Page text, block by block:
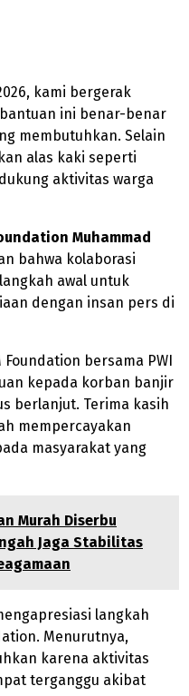
kami bergerak
ini benar-benar
membutuhkan. Selain
alas kaki seperti
aktivitas warga
Muhammad
bahwa kolaborasi
awal untuk
dengan insan pers di
bersama PWI
kepada korban banjir
berlanjut. Terima kasih
mempercayakan
masyarakat yang
Murah Diserbu
Jaga Stabilitas
langkah
Menurutnya,
karena aktivitas
terganggu akibat